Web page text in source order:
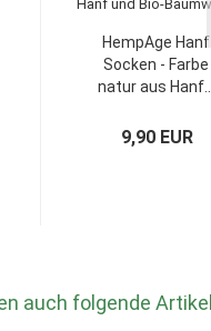
HempAge Hanf
Socken - Farbe
natur aus Hanf...
9,90 EUR
auch folgende Artikel